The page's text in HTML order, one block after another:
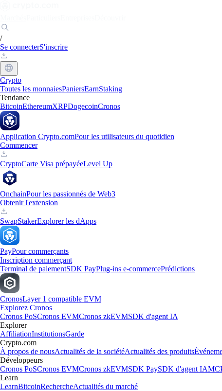
/
Se connecterS'inscrire
Crypto
Toutes les monnaiesPaniersEarnStaking
Tendance
BitcoinEthereumXRPDogecoinCronos
Application Crypto.comPour les utilisateurs du quotidien
Commencer
CryptoCarte Visa prépayéeLevel Up
OnchainPour les passionnés de Web3
Obtenir l'extension
SwapStakerExplorer les dApps
PayPour commerçants
Inscription commerçant
Terminal de paiementSDK PayPlug-ins e-commercePrédictions
CronosLayer 1 compatible EVM
Explorez Cronos
Cronos PoSCronos EVMCronos zkEVMSDK d'agent IA
Explorer
AffiliationInstitutionsGarde
Crypto.com
À propos de nousActualités de la sociétéActualités des produits
Développeurs
Cronos PoSCronos EVMCronos zkEVMSDK PaySDK d'agent IA
Learn
LearnBitcoinRechercheActualités du marché